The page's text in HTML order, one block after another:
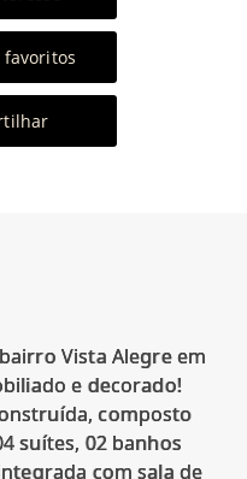
favoritos
Vista Alegre em
e decorado!
composto
suítes, 02 banhos
com sala de